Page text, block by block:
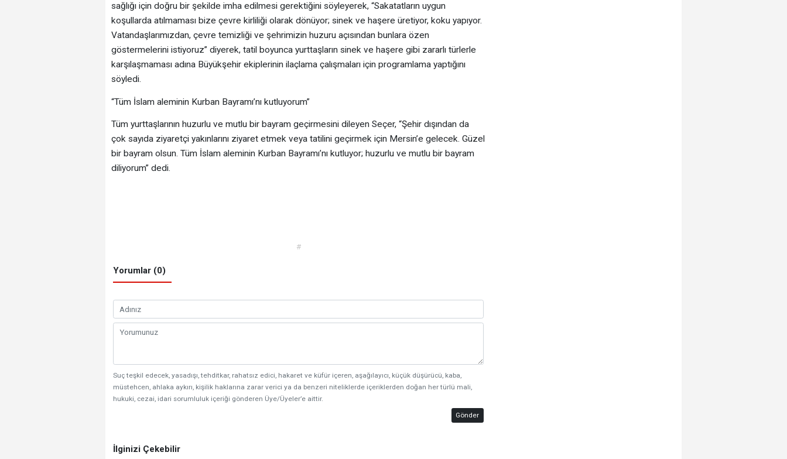
sağlığı için doğru bir şekilde imha edilmesi gerektiğini söyleyerek, “Sakatatların uygun
koşullarda atılmaması bize çevre kirliliği olarak dönüyor; sinek ve haşere üretiyor, koku yapıyor.
Vatandaşlarımızdan, çevre temizliği ve şehrimizin huzuru açısından bunlara özen
göstermelerini istiyoruz” diyerek, tatil boyunca yurttaşların sinek ve haşere gibi zararlı türlerle
karşılaşmaması adına Büyükşehir ekiplerinin ilaçlama çalışmaları için programlama yaptığını
söyledi.
“Tüm İslam aleminin Kurban Bayramı’nı kutluyorum”
Tüm yurttaşlarının huzurlu ve mutlu bir bayram geçirmesini dileyen Seçer, “Şehir dışından da
çok sayıda ziyaretçi yakınlarını ziyaret etmek veya tatilini geçirmek için Mersin’e gelecek. Güzel
bir bayram olsun. Tüm İslam aleminin Kurban Bayramı’nı kutluyor; huzurlu ve mutlu bir bayram
diliyorum” dedi.
#
Yorumlar (0)
Suç teşkil edecek, yasadışı, tehditkar, rahatsız edici, hakaret ve küfür içeren, aşağılayıcı, küçük düşürücü, kaba,
müstehcen, ahlaka aykırı, kişilik haklarına zarar verici ya da benzeri niteliklerde içeriklerden doğan her türlü mali,
hukuki, cezai, idari sorumluluk içeriği gönderen Üye/Üyeler’e aittir.
Gönder
İlginizi Çekebilir